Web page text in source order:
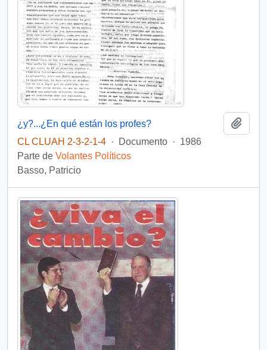
¿y?...¿En qué están los profes?
CL CLUAH 2-3-2-1-4 · Documento · 1986
Parte de Volantes Políticos
Basso, Patricio